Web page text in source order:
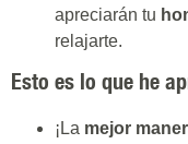
apreciarán tu
relajarte.
Esto es lo que he
¡La mejor